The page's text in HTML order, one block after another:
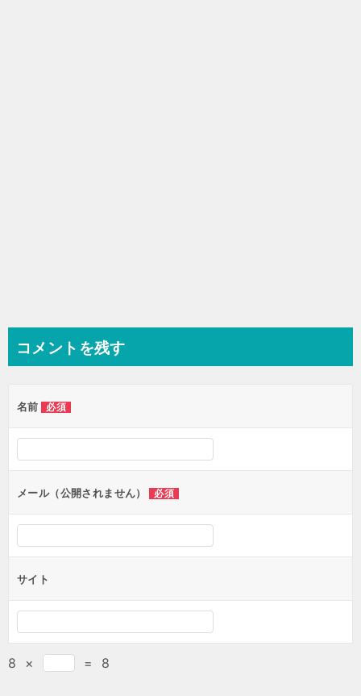
コメントを残す
名前 必須
メール（公開されません） 必須
サイト
8 × = 8